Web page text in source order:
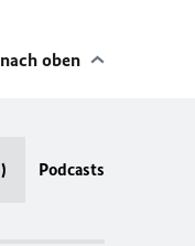
nach oben
Podcasts